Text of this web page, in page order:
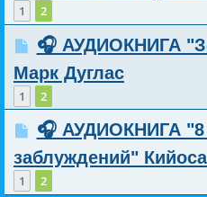
1 2
🎧 АУДИОКНИГА
Марк Дуглас
1 2
🎧 АУДИОКНИГА
заблуждений"
1 2